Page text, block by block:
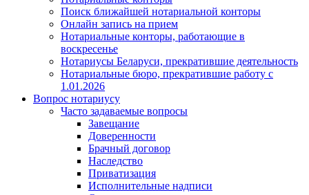
Поиск ближайшей нотариальной конторы
Онлайн запись на прием
Нотариальные конторы, работающие в
воскресенье
Нотариусы Беларуси, прекратившие деятельность
Нотариальные бюро, прекратившие работу с
1.01.2026
Вопрос нотариусу
Часто задаваемые вопросы
Завещание
Доверенности
Брачный договор
Наследство
Приватизация
Исполнительные надписи